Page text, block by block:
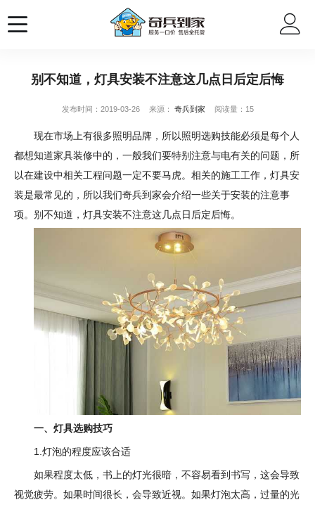
别不知道，灯具安装不注意这几点日后定后悔
发布时间：2019-03-26 来源： 奇兵到家 阅读量：15
现在市场上有很多照明品牌，所以照明选购技能必须是每个人
都想知道家具装修中的，一般我们要特别注意与电有关的问题，所
以在建设中相关工程问题一定不要马虎。相关的施工工作，灯具安
装是最常见的，所以我们奇兵到家会介绍一些关于安装的注意事
项。别不知道，灯具安装不注意这几点日后定后悔。
一、灯具选购技巧
1.灯泡的程度应该合适
如果程度太低，书上的灯光很暗，不容易看到书写，这会导致
视觉疲劳。如果时间很长，会导致近视。如果灯泡太高，过量的光